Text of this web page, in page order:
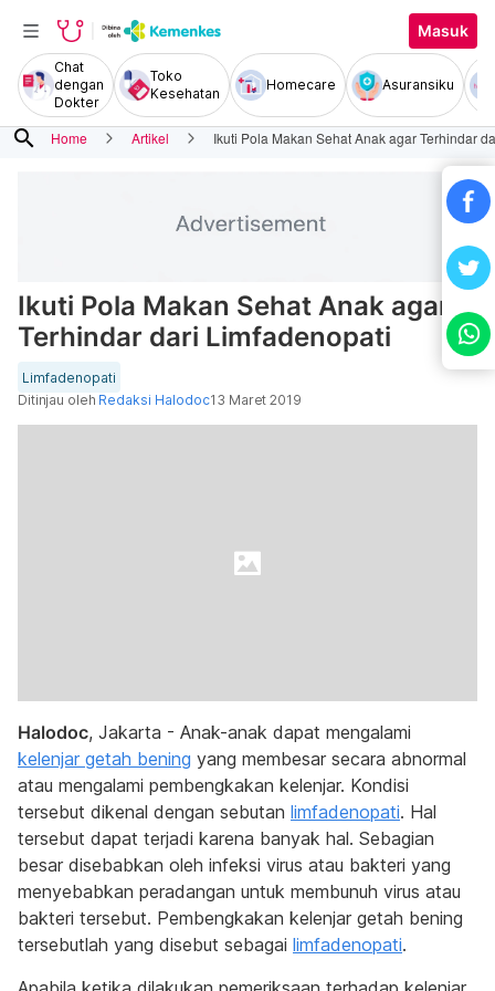
Masuk
Chat
dengan
Dokter
Toko
Kesehatan
Homecare Asuransiku
search Home Artikel Ikuti Pola Makan Sehat Anak agar Terhindar
Ikuti Pola Makan Sehat Anak agar
Terhindar dari Limfadenopati
Limfadenopati
Ditinjau oleh Redaksi Halodoc13 Maret 2019
Halodoc, Jakarta - Anak-anak dapat mengalami
kelenjar getah bening yang membesar secara abnormal
atau mengalami pembengkakan kelenjar. Kondisi
tersebut dikenal dengan sebutan limfadenopati. Hal
tersebut dapat terjadi karena banyak hal. Sebagian
besar disebabkan oleh infeksi virus atau bakteri yang
menyebabkan peradangan untuk membunuh virus atau
bakteri tersebut. Pembengkakan kelenjar getah bening
tersebutlah yang disebut sebagai limfadenopati.